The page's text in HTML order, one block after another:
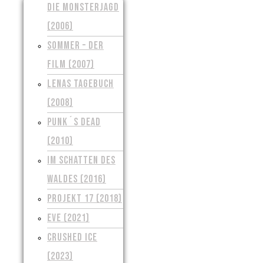
DIE MONSTERJAGD
(2006)
SOMMER – DER
FILM (2007)
LENAS TAGEBUCH
(2008)
PUNK´S DEAD
(2010)
IM SCHATTEN DES
WALDES (2016)
PROJEKT 17 (2018)
EVE (2021)
CRUSHED ICE
(2023)